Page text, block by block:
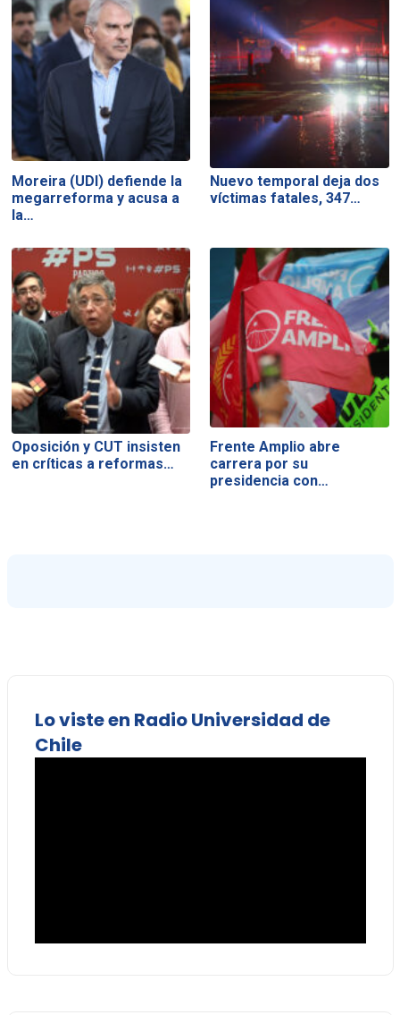
Moreira (UDI) defiende la
megarreforma y acusa a
la…
Nuevo temporal deja dos
víctimas fatales, 347…
Oposición y CUT insisten
en críticas a reformas…
Frente Amplio abre
carrera por su
presidencia con…
Lo viste en Radio Universidad de
Chile